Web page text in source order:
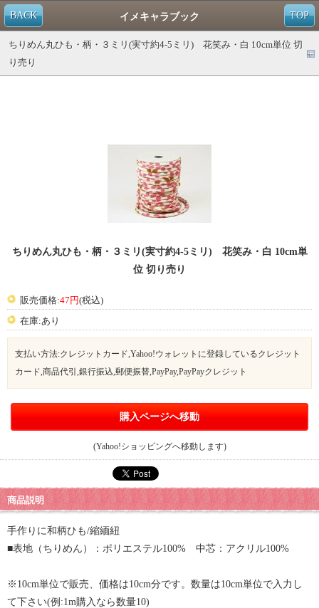
TOP
BACK イメキャラブック
ちりめん丸ひも・柄・３ミリ(実寸約4-5ミリ) 花笑み・白 10cm単位 切
り売り
ちりめん丸ひも・柄・３ミリ(実寸約4-5ミリ) 花笑み・白 10cm単
位 切り売り
販売価格:47円(税込)
在庫:あり
支払い方法:クレジットカード,Yahoo!ウォレットに登録しているクレジット
カード,商品代引,銀行振込,郵便振替,PayPay,PayPayクレジット
購入ページへ移動
(Yahoo!ショッピングへ移動します)
商品説明
手作りに和柄ひも/縮緬紐
■表地（ちりめん）：ポリエステル100% 中芯：アクリル100%
※10cm単位で販売、価格は10cm分です。数量は10cm単位で入力し
て下さい(例:1m購入なら数量10)